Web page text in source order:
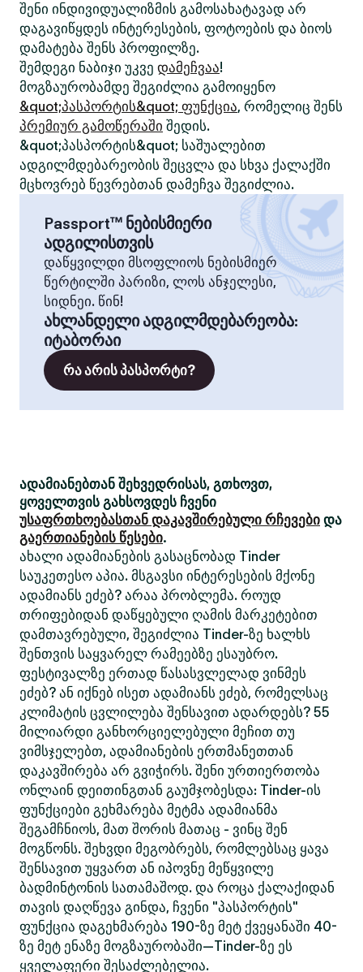
შენი ინდივიდუალიზმის გამოსახატავად არ
დაგავიწყდეს ინტერესების, ფოტოების და ბიოს
დამატება შენს პროფილზე.
შემდეგი ნაბიჯი უკვე დამეჩვაა!
მოგზაურობამდე შეგიძლია გამოიყენო
&quot;პასპორტის&quot; ფუნქცია, რომელიც შენს
პრემიურ გამოწერაში შედის.
&quot;პასპორტის&quot; საშუალებით
ადგილმდებარეობის შეცვლა და სხვა ქალაქში
მცხოვრებ წევრებთან დამეჩვა შეგიძლია.
Passport™ ნებისმიერი
ადგილისთვის
დაწყვილდი მსოფლიოს ნებისმიერ
წერტილში პარიზი, ლოს ანჯელესი,
სიდნეი. წინ!
ახლანდელი ადგილმდებარეობა:
იტაბორაი
რა არის პასპორტი?
ადამიანებთან შეხვედრისას, გთხოვთ,
ყოველთვის გახსოვდეს ჩვენი
უსაფრთხოებასთან დაკავშირებული რჩევები და
გაერთიანების წესები.
ახალი ადამიანების გასაცნობად Tinder
საუკეთესო აპია. მსგავსი ინტერესების მქონე
ადამიანს ეძებ? არაა პრობლემა. როუდ
თრიფებიდან დაწყებული ღამის მარკეტებით
დამთავრებული, შეგიძლია Tinder-ზე ხალხს
შენთვის საყვარელ რამეებზე ესაუბრო.
ფესტივალზე ერთად წასასვლელად ვინმეს
ეძებ? ან იქნებ ისეთ ადამიანს ეძებ, რომელსაც
კლიმატის ცვლილება შენსავით ადარდებს? 55
მილიარდი განხორციელებული მეჩით თუ
ვიმსჯელებთ, ადამიანების ერთმანეთთან
დაკავშირება არ გვიჭირს. შენი ურთიერთობა
ონლაინ დეითინგთან გაუმჯობესდა: Tinder-ის
ფუნქციები გეხმარება მეტმა ადამიანმა
შეგამჩნიოს, მათ შორის მათაც - ვინც შენ
მოგწონს. შეხვდი მეგობრებს, რომლებსაც ყავა
შენსავით უყვართ ან იპოვნე მეწყვილე
ბადმინტონის სათამაშოდ. და როცა ქალაქიდან
თავის დაღწევა გინდა, ჩვენი "პასპორტის"
ფუნქცია დაგეხმარება 190-ზე მეტ ქვეყანაში 40-
ზე მეტ ენაზე მოგზაურობაში—Tinder-ზე ეს
ყველაფერი შესაძლებელია.